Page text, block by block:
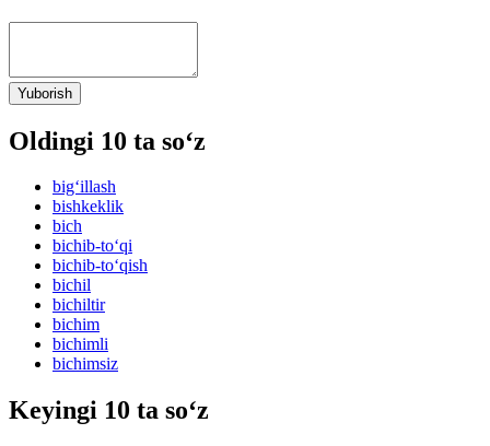
Yuborish
Oldingi 10 ta so‘z
big‘illash
bishkeklik
bich
bichib-to‘qi
bichib-to‘qish
bichil
bichiltir
bichim
bichimli
bichimsiz
Keyingi 10 ta so‘z